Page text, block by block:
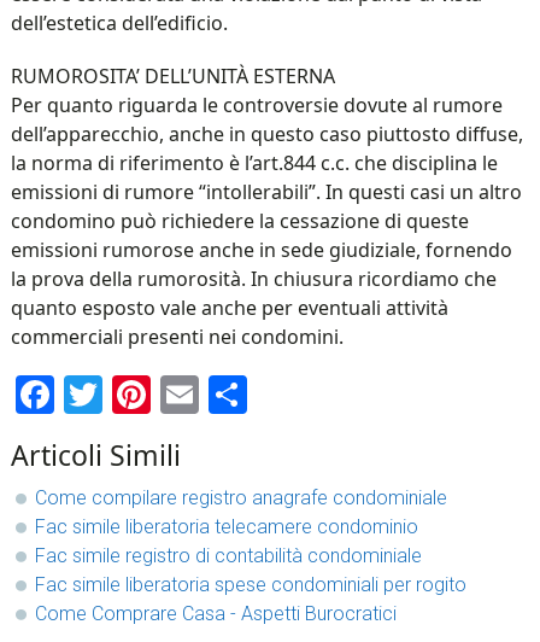
dell’estetica dell’edificio.
RUMOROSITA’ DELL’UNITÀ ESTERNA
Per quanto riguarda le controversie dovute al rumore
dell’apparecchio, anche in questo caso piuttosto diffuse,
la norma di riferimento è l’art.844 c.c. che disciplina le
emissioni di rumore “intollerabili”. In questi casi un altro
condomino può richiedere la cessazione di queste
emissioni rumorose anche in sede giudiziale, fornendo
la prova della rumorosità. In chiusura ricordiamo che
quanto esposto vale anche per eventuali attività
commerciali presenti nei condomini.
Facebook
Twitter
Pinterest
EmailCondividi
Articoli Simili
Come compilare registro anagrafe condominiale
Fac simile liberatoria telecamere condominio​
Fac simile registro di contabilità condominiale
Fac simile liberatoria spese condominiali per rogito​
Come Comprare Casa - Aspetti Burocratici